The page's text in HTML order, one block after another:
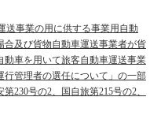
送事業の用に供する事業用自動
及び貨物自動車運送事業者が貨
車を用いて旅客自動車運送事業
行管理者の選任について」の一部
230号の2、国自旅第215号の2、